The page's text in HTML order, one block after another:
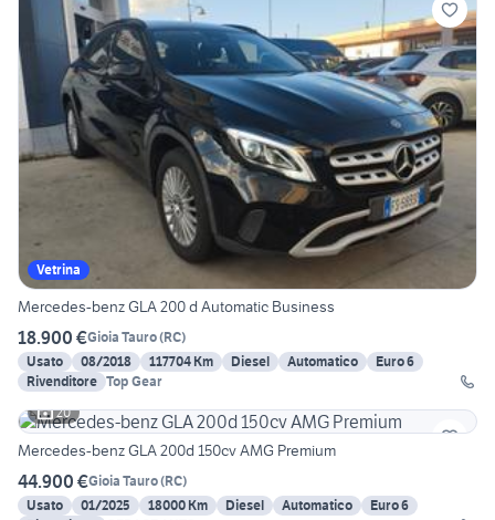
Vetrina
Mercedes-benz GLA 200 d Automatic Business
18.900 €Gioia Tauro(RC)
Usato
08/2018 117704 Km Diesel Automatico
Euro 6
Rivenditore Top Gear
20
Mercedes-benz GLA 200d 150cv AMG Premium
44.900 €Gioia Tauro(RC)
Usato
01/2025 18000 Km Diesel Automatico
Euro 6